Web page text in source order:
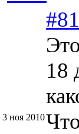
3 ноя 2010
#81
18